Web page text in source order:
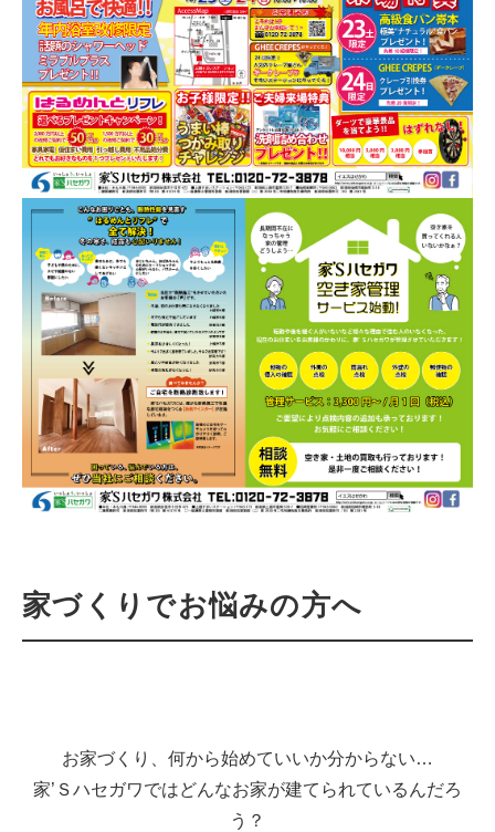
家づくりでお悩みの方へ
お家づくり、何から始めていいか分からない…
家’Ｓハセガワではどんなお家が建てられているんだろ
う？